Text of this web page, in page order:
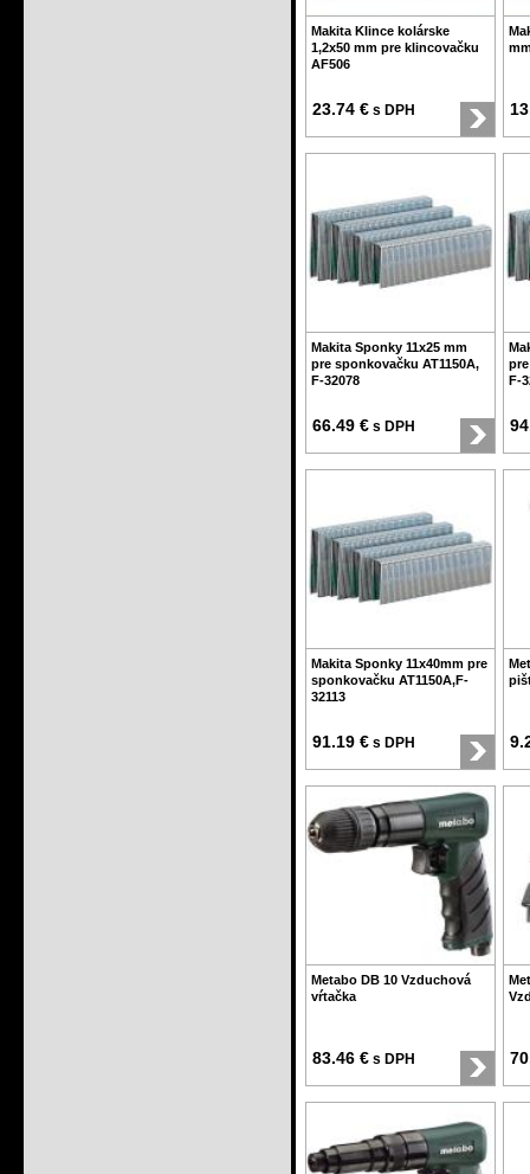
Makita Klince kolárske
1,2x50 mm pre klincovačku
AF506
23.74 € s DPH
Makita Sponky 11x25 mm
pre sponkovačku AT1150A,
F-32078
66.49 € s DPH
F-
Makita Sponky 11x40mm pre
sponkovačku AT1150A,F-
32113
91.19 € s DPH
Metabo DB 10 Vzduchová
vŕtačka
83.46 € s DPH